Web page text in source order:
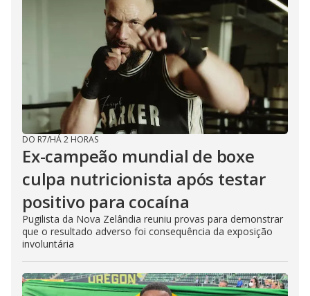
DO R7/HÁ 2 HORAS
Ex-campeão mundial de boxe
culpa nutricionista após testar
positivo para cocaína
Pugilista da Nova Zelândia reuniu provas para demonstrar
que o resultado adverso foi consequência da exposição
involuntária